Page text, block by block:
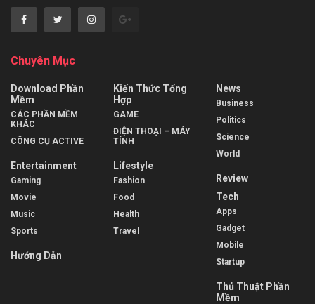
Chuyên Mục
Download Phần
Mềm
CÁC PHẦN MỀM
KHÁC
CÔNG CỤ ACTIVE
Entertainment
Gaming
Movie
Music
Sports
Hướng Dẫn
Kiến Thức Tổng
Hợp
GAME
ĐIỆN THOẠI – MÁY
TÍNH
Lifestyle
Fashion
Food
Health
Travel
News
Business
Politics
Science
World
Review
Tech
Apps
Gadget
Mobile
Startup
Thủ Thuật Phần
Mềm